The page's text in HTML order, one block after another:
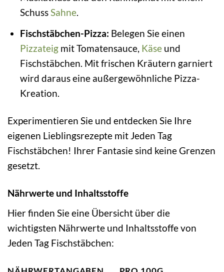
SchussSahne.
Fischstäbchen-Pizza: Belegen Sie einen
Pizzateigmit Tomatensauce, Käseund
Fischstäbchen. Mit frischen Kräutern garniert
wird daraus eine außergewöhnliche Pizza-
Kreation.
Experimentieren Sie und entdecken Sie Ihre
eigenen Lieblingsrezepte mit Jeden Tag
Fischstäbchen! Ihrer Fantasie sind keine Grenzen
gesetzt.
Nährwerte und Inhaltsstoffe
Hier finden Sie eine Übersicht über die
wichtigsten Nährwerte und Inhaltsstoffe von
Jeden Tag Fischstäbchen: